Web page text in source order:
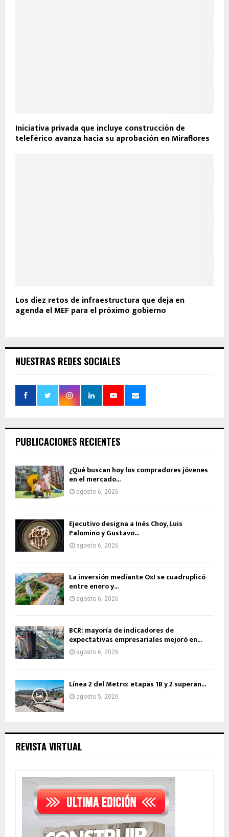
Iniciativa privada que incluye construcción de
teleférico avanza hacia su aprobación en Miraflores
Los diez retos de infraestructura que deja en
agenda el MEF para el próximo gobierno
NUESTRAS REDES SOCIALES
PUBLICACIONES RECIENTES
¿Qué buscan hoy los compradores jóvenes
en el mercado...
agosto 6, 2026
Ejecutivo designa a Inés Choy, Luis
Palomino y Gustavo...
agosto 6, 2026
La inversión mediante OxI se cuadruplicó
entre enero y...
agosto 6, 2026
BCR: mayoría de indicadores de
expectativas empresariales mejoró en...
agosto 6, 2026
Línea 2 del Metro: etapas 1B y 2 superan...
agosto 5, 2026
REVISTA VIRTUAL